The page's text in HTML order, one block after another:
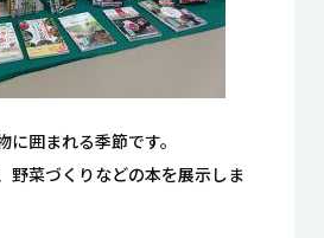
囲まれる季節です。
野菜づくりなどの本を展示しま